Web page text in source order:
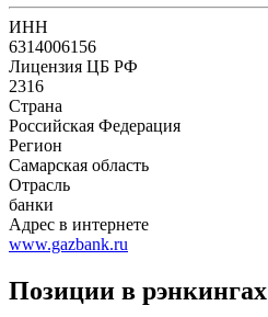
ИНН
6314006156
Лицензия ЦБ РФ
2316
Страна
Российская Федерация
Регион
Самарская область
Отрасль
банки
Адрес в интернете
www.gazbank.ru
Позиции в рэнкингах